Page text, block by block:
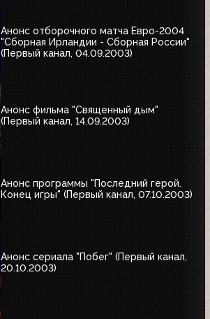
Анонс отборочного матча Евро-2004
"Сборная Ирландии - Сборная России"
(Первый канал, 04.09.2003)
Анонс фильма "Священный дым"
(Первый канал, 14.09.2003)
Анонс программы "Последний герой.
Конец игры" (Первый канал, 07.10.2003)
Анонс сериала "Побег" (Первый канал,
20.10.2003)